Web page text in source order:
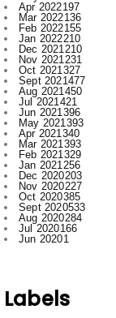
Nov 2021231
Oct 2021327
Sept 2021477
Aug 2021450
Jul 2021421
Jun 2021396
May 2021393
Apr 2021340
Mar 2021393
Feb 2021329
Jan 2021256
Dec 2020203
Nov 2020227
Oct 2020385
Sept 2020533
Aug 2020284
Jul 2020166
Jun 20201
Ambagarh
Ambagarh Chauki